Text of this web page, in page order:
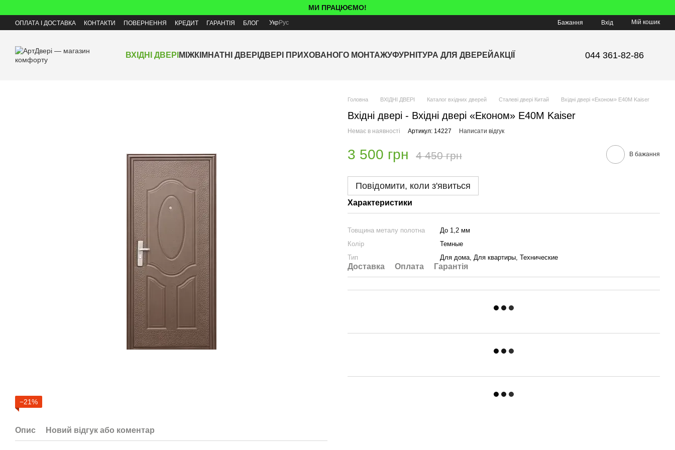
МИ ПРАЦЮЄМО!
ОПЛАТА І ДОСТАВКА КОНТАКТИ ПОВЕРНЕННЯ КРЕДИТ ГАРАНТІЯ БЛОГ УкрРус Бажання Вхід Мій кошик
ВХІДНІ ДВЕРІ МІЖКІМНАТНІ ДВЕРІ ДВЕРІ ПРИХОВАНОГО МОНТАЖУФУРНІТУРА ДЛЯ ДВЕРЕЙ АКЦІЇ 044 361-82-86
−21%
Опис Новий відгук або коментар
Головна ВХІДНІ ДВЕРІ Каталог вхідних дверей Сталеві двері Китай Вхідні двері «Економ» Е40М Kaiser
Вхідні двері - Вхідні двері «Економ» Е40М Kaiser
Немає в наявності Артикул: 14227 Написати відгук
3 500 грн 4 450 грн В бажання
Повідомити, коли з'явиться
Характеристики
Товщина металу полотна
До 1,2 мм
Колір
Темные
Тип
Для дома, Для квартиры, Технические
Доставка Оплата Гарантія